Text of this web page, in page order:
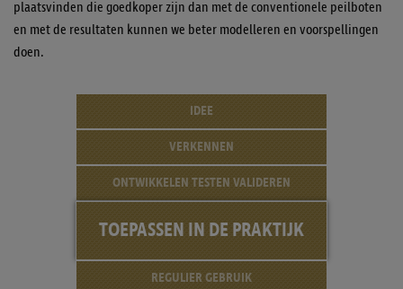
plaatsvinden die goedkoper zijn dan met de conventionele peilboten
en met de resultaten kunnen we beter modelleren en voorspellingen
doen.
IDEE
VERKENNEN
ONTWIKKELEN TESTEN VALIDEREN
TOEPASSEN IN DE PRAKTIJK
REGULIER GEBRUIK